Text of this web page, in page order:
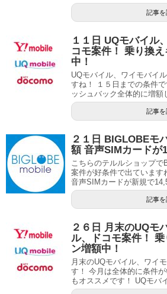
記事を
１１日 UQモバイル
コモ案件！ 乗り換
中！
UQモバイル、ワイモバイ
すね！ １５日までの条件
ッシュバック全体的に増
記事を
２１日 BIGLOBEモ
額 音声SIMカードが
こちらのテルルショップ
案件が好条件で出ていま
音声SIMカードが新規で
記事を
２６日 月末のUQモ
ル、ドコモ案件！
ン増額中！
月末のUQモバイル、ワイ
す！ 今月は全体的に条件
もオススメです！ UQモバ